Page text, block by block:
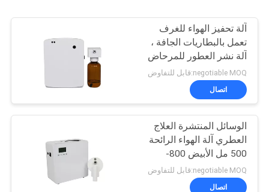
آلة تحفيز الهواء للغرف
تعمل بالبطاريات الجافة ،
آلة نشر العطور للمرحاض
negotiable MOQ:قابل للتفاوض
اتصال
الوسائل المنتشرة العلاج
العطري آلة الهواء الرائحة
500 مل الأبيض 800-
1200m3 تغطية الرائحة
negotiable MOQ:قابل للتفاوض
اتصال